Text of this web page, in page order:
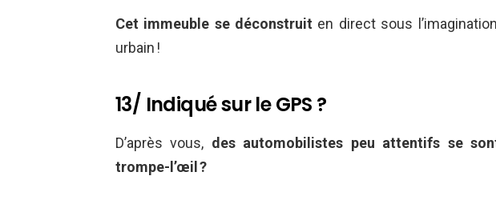
Cet immeuble se déconstruit en direct sous
urbain !
13/ Indiqué sur le GPS ?
D’après vous, des automobilistes peu attentifs se
trompe-l’œil ?